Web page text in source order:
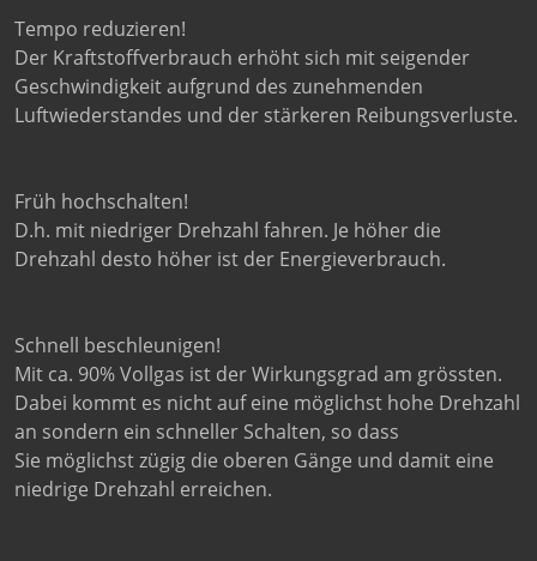
Tempo reduzieren!
Der Kraftstoffverbrauch erhöht sich mit seigender
Geschwindigkeit aufgrund des zunehmenden
Luftwiederstandes und der stärkeren Reibungsverluste.
Früh hochschalten!
D.h. mit niedriger Drehzahl fahren. Je höher die
Drehzahl desto höher ist der Energieverbrauch.
Schnell beschleunigen!
Mit ca. 90% Vollgas ist der Wirkungsgrad am grössten.
Dabei kommt es nicht auf eine möglichst hohe Drehzahl
an sondern ein schneller Schalten, so dass
Sie möglichst zügig die oberen Gänge und damit eine
niedrige Drehzahl erreichen.